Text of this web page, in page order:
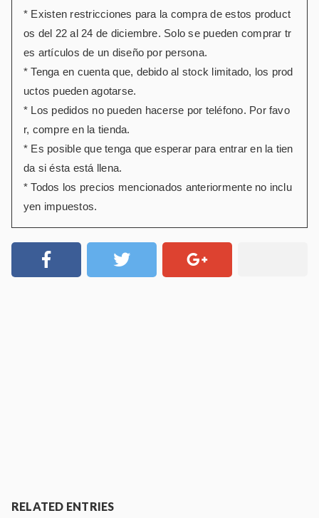
* Existen restricciones para la compra de estos product
os del 22 al 24 de diciembre. Solo se pueden comprar tr
es artículos de un diseño por persona.
* Tenga en cuenta que, debido al stock limitado, los prod
uctos pueden agotarse.
* Los pedidos no pueden hacerse por teléfono. Por favo
r, compre en la tienda.
* Es posible que tenga que esperar para entrar en la tien
da si ésta está llena.
* Todos los precios mencionados anteriormente no inclu
yen impuestos.
RELATED ENTRIES